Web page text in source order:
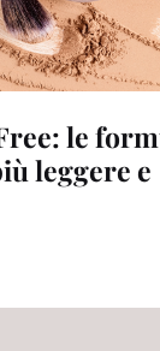
le
leggere e